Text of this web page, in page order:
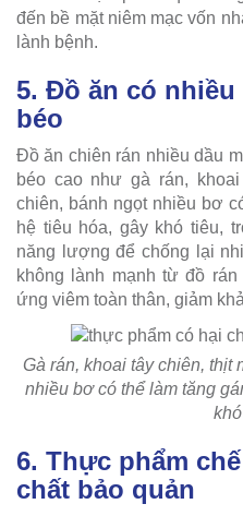
đến bề mặt niêm mạc vốn
lành bệnh.
5. Đồ ăn có
béo
Đồ ăn chiên rán nhiều dầu
béo cao như gà rán,
chiên, bánh ngọt nhiều bơ
hệ tiêu hóa, gây khó tiêu,
năng lượng để chống lại
không lành mạnh từ đồ
ứng viêm toàn thân, giảm
Gà rán, khoai tây chiên, thịt
nhiều bơ có thể làm tăng
6. Thực phẩm
chất bảo quản